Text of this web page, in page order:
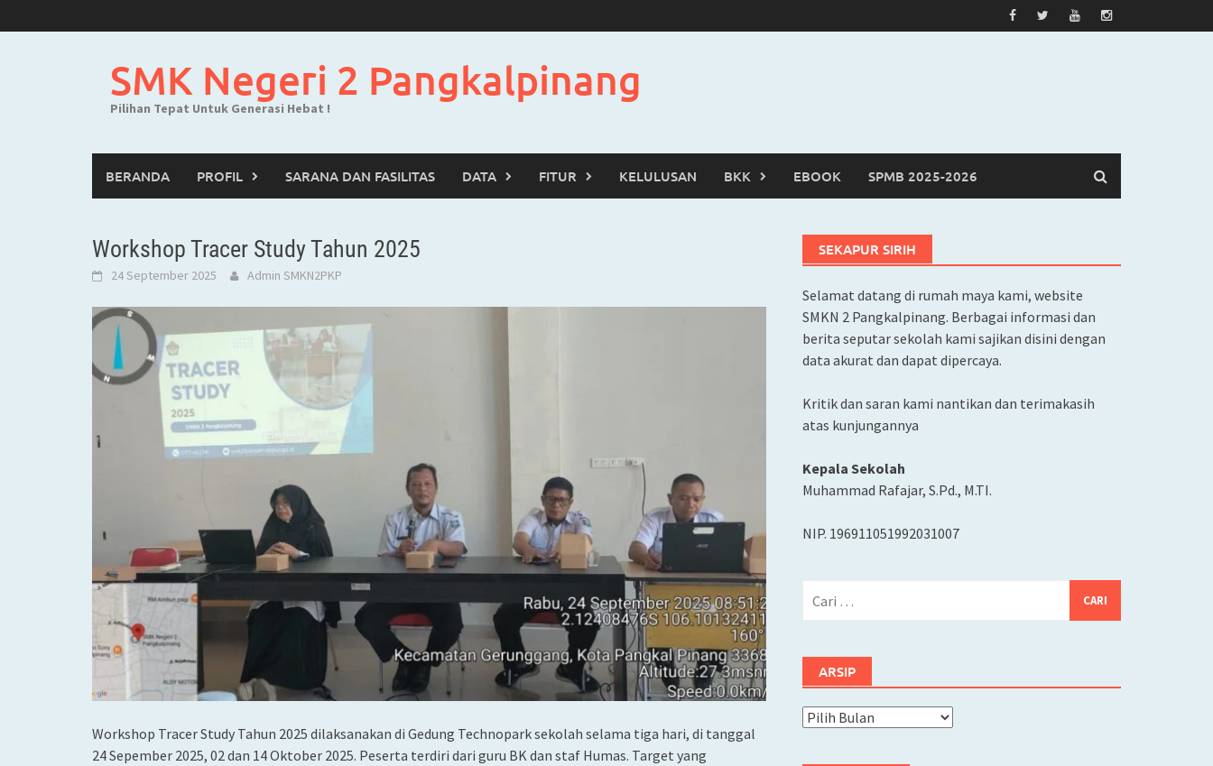
to
SMK Negeri 2 Pangkalpinang
Pilihan Tepat Untuk Generasi Hebat !
BERANDA PROFIL SARANA DAN FASILITAS DATA FITUR KELULUSAN BKK EBOOK SPMB 2025-2026
Workshop Tracer Study Tahun 2025
24 September 2025 Admin SMKN2PKP
Workshop Tracer Study Tahun 2025 dilaksanakan di Gedung Technopark sekolah selama tiga hari, di tanggal
24 Sepember 2025, 02 dan 14 Oktober 2025. Peserta terdiri dari guru BK dan staf Humas. Target yang
SEKAPUR SIRIH
Selamat datang di rumah maya kami, website
SMKN 2 Pangkalpinang. Berbagai informasi dan
berita seputar sekolah kami sajikan disini dengan
data akurat dan dapat dipercaya.
Kritik dan saran kami nantikan dan terimakasih
atas kunjungannya
Kepala Sekolah
Muhammad Rafajar, S.Pd., M.TI.
NIP. 196911051992031007
ARSIP
Arsip